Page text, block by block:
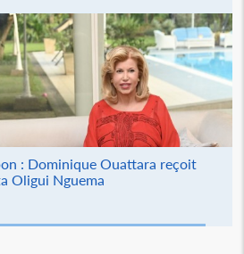
: Dominique Ouattara reçoit
Oligui Nguema